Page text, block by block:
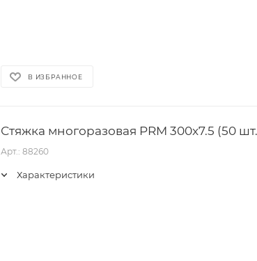
В ИЗБРАННОЕ
Стяжка многоразовая PRM 300x7.5 (50
Арт.: 88260
Характеристики